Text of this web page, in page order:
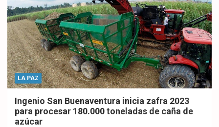
LA PAZ
Ingenio San Buenaventura inicia zafra 2023
para procesar 180.000 toneladas de caña de
azúcar